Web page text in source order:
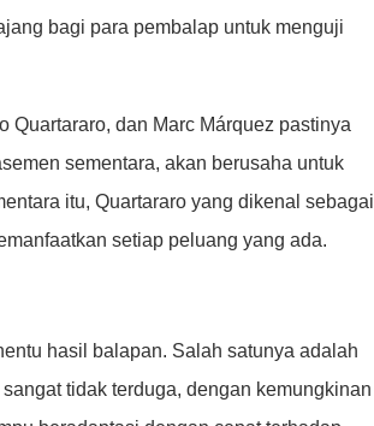
bagi para pembalap untuk menguji
Quartararo, dan Marc Márquez pastinya
sementara, akan berusaha untuk
itu, Quartararo yang dikenal sebagai
setiap peluang yang ada.
hasil balapan. Salah satunya adalah
tidak terduga, dengan kemungkinan